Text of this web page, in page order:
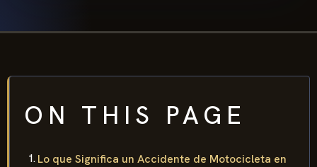
ON THIS PAGE
Lo que Significa un Accidente de Motocicleta en